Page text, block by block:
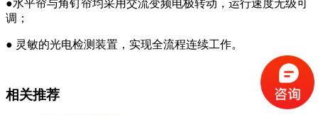
●水平帘与角钉帘均采用交流变频电极转动，运行速度无级可
调；
● 灵敏的光电检测装置，实现全流程连续工作。
相关推荐